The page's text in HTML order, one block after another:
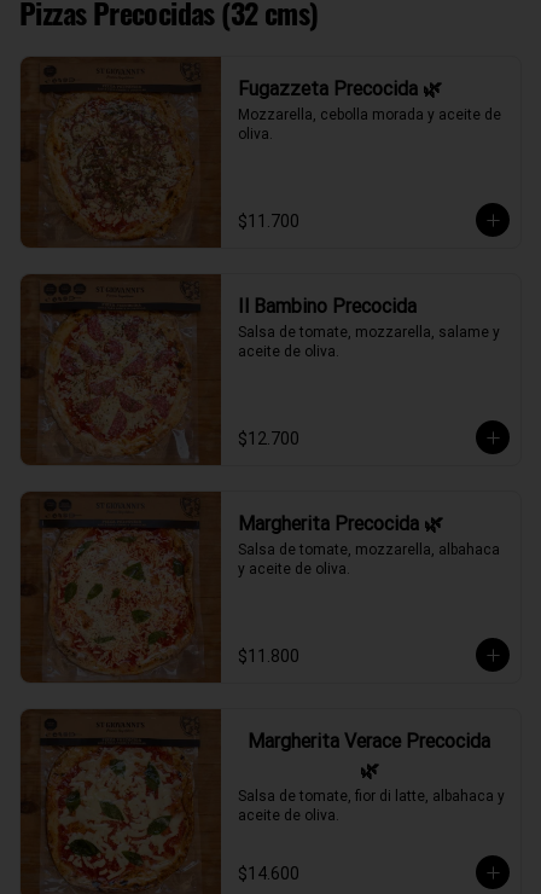
Pizzas Precocidas (32 cms)
Fugazzeta Precocida 🌿
Mozzarella, cebolla morada y aceite de
oliva.
$11.700
Il Bambino Precocida
Salsa de tomate, mozzarella, salame y
aceite de oliva.
$12.700
Margherita Precocida 🌿
Salsa de tomate, mozzarella, albahaca
y aceite de oliva.
$11.800
Margherita Verace Precocida
🌿
Salsa de tomate, fior di latte, albahaca y
aceite de oliva.
$14.600